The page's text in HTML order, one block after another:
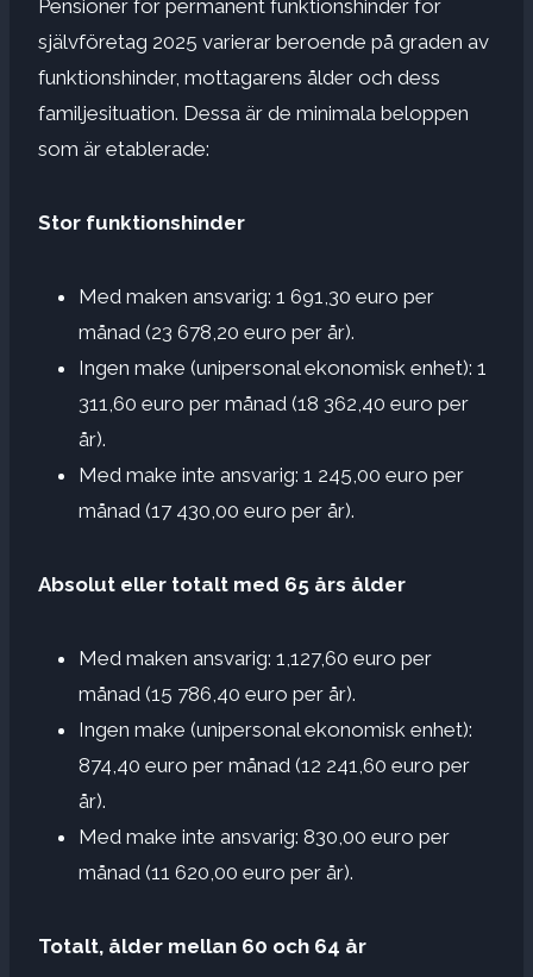
Pensioner för permanent funktionshinder för
självföretag 2025 varierar beroende på graden av
funktionshinder, mottagarens ålder och dess
familjesituation. Dessa är de minimala beloppen
som är etablerade:
Stor funktionshinder
Med maken ansvarig: 1 691,30 euro per
månad (23 678,20 euro per år).
Ingen make (unipersonal ekonomisk enhet): 1
311,60 euro per månad (18 362,40 euro per
år).
Med make inte ansvarig: 1 245,00 euro per
månad (17 430,00 euro per år).
Absolut eller totalt med 65 års ålder
Med maken ansvarig: 1,127,60 euro per
månad (15 786,40 euro per år).
Ingen make (unipersonal ekonomisk enhet):
874,40 euro per månad (12 241,60 euro per
år).
Med make inte ansvarig: 830,00 euro per
månad (11 620,00 euro per år).
Totalt, ålder mellan 60 och 64 år